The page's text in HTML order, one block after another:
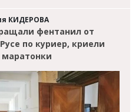
КИДЕРОВА
фентанил от
по куриер, криели
маратонки